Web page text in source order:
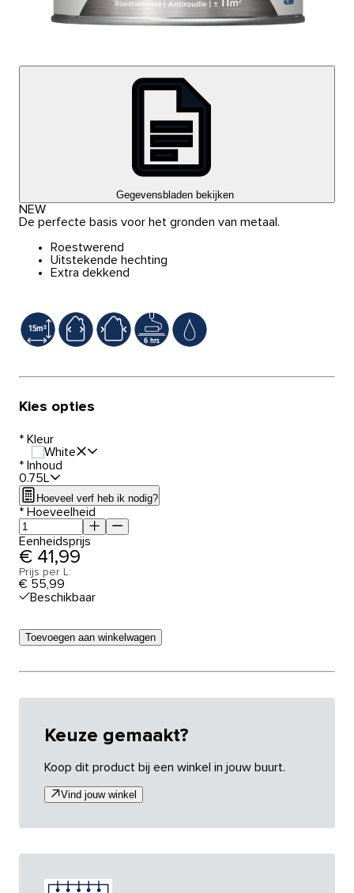
Gegevensbladen bekijken
NEW
De perfecte basis voor het gronden van metaal.
Roestwerend
Uitstekende hechting
Extra dekkend
Kies opties
* Kleur
White
* Inhoud
0.75L
Hoeveel verf heb ik nodig?
* Hoeveelheid
Eenheidsprijs
€ 41,99
Prijs per L:
€ 55,99
Beschikbaar
Toevoegen aan winkelwagen
Keuze gemaakt?
Koop dit product bij een winkel in jouw buurt.
Vind jouw winkel